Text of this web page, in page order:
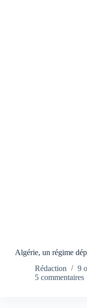
Algérie, un régime
Rédaction
9
5 commentaires